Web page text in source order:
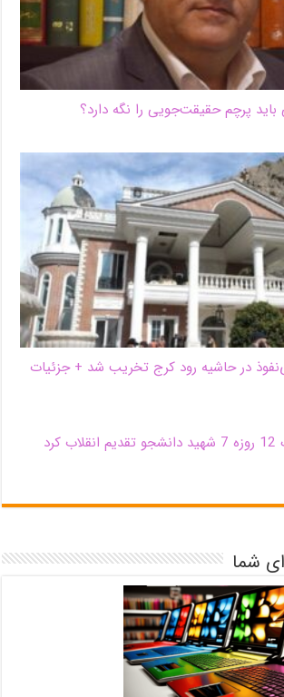
پرچم حقیقت‌جویی را نگه دارد؟
در حاشیه‌ رود کرج تخریب شد + جزئیات
شما